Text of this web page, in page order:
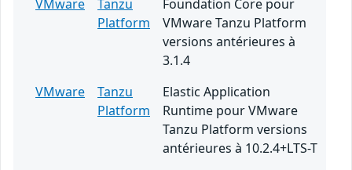
VMware
Tanzu
Platform
Foundation Core pour
VMware Tanzu Platform
versions antérieures à
3.1.4
VMware
Tanzu
Platform
Elastic Application
Runtime pour VMware
Tanzu Platform versions
antérieures à 10.2.4+LTS-T